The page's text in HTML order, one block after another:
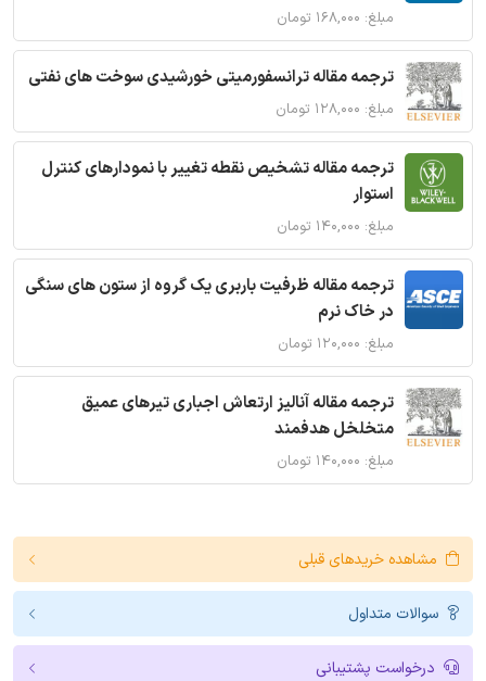
مبلغ: ۱۶۸,۰۰۰ تومان
ترجمه مقاله ترانسفورمیتی خورشیدی سوخت های نفتی
مبلغ: ۱۲۸,۰۰۰ تومان
ترجمه مقاله تشخیص نقطه تغییر با نمودارهای کنترل
استوار
مبلغ: ۱۴۰,۰۰۰ تومان
ترجمه مقاله ظرفیت باربری یک گروه از ستون های سنگی
در خاک نرم
مبلغ: ۱۲۰,۰۰۰ تومان
ترجمه مقاله آنالیز ارتعاش اجباری تیرهای عمیق
متخلخل هدفمند
مبلغ: ۱۴۰,۰۰۰ تومان
مشاهده خریدهای قبلی
سوالات متداول
درخواست پشتیبانی